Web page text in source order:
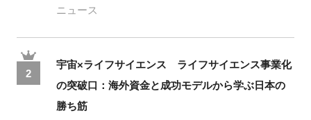
ニュース
2
宇宙×ライフサイエンス ライフサイエンス事業化
の突破口：海外資金と成功モデルから学ぶ日本の
勝ち筋